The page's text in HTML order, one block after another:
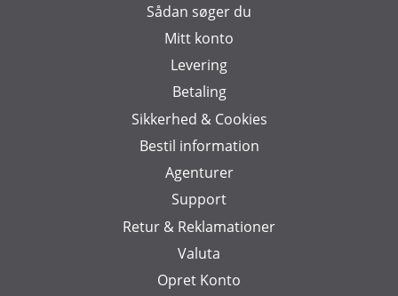
Sådan søger du
Mitt konto
Levering
Betaling
Sikkerhed & Cookies
Bestil information
Agenturer
Support
Retur & Reklamationer
Valuta
Opret Konto